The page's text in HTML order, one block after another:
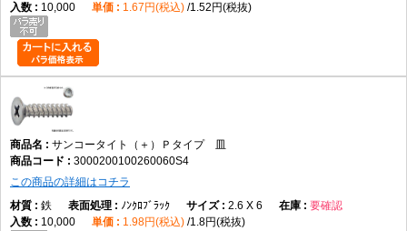
10,000
1.67円(税込) 1.52円(税抜)
サンコータイト（＋）Ｐタイプ 皿
3000200100260060S4
この商品の詳細はコチラ
鉄
ﾉﾝｸﾛﾌﾞﾗｯｸ 2.6 X 6
要確認
10,000
1.98円(税込) 1.8円(税抜)